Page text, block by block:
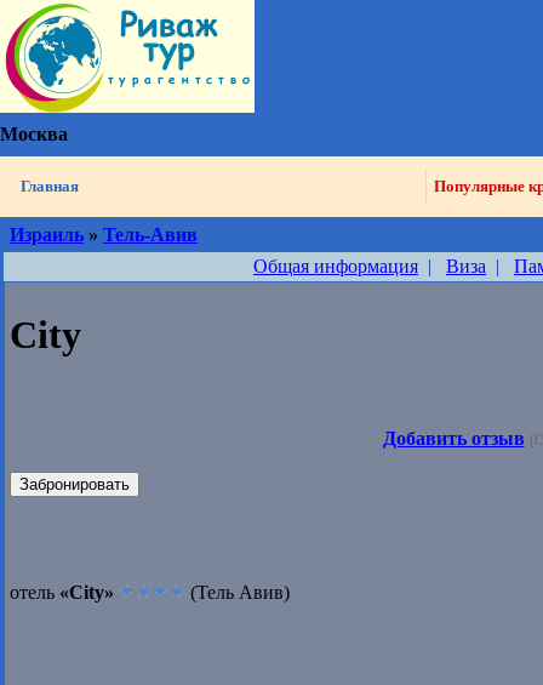
Москва
Главная Популярные
Израиль » Тель-Авив
Общая информация | Виза |
City
Добавить отзыв
Забронировать
отель «City» (Тель Авив)